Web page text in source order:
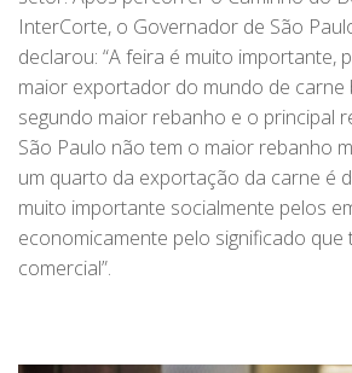
InterCorte, o Governador de São
declarou: “A feira é muito importante,
maior exportador do mundo de carne
segundo maior rebanho e o principal
São Paulo não tem o maior rebanho
um quarto da exportação da carne é
muito importante socialmente pelos
economicamente pelo significado que
comercial”.